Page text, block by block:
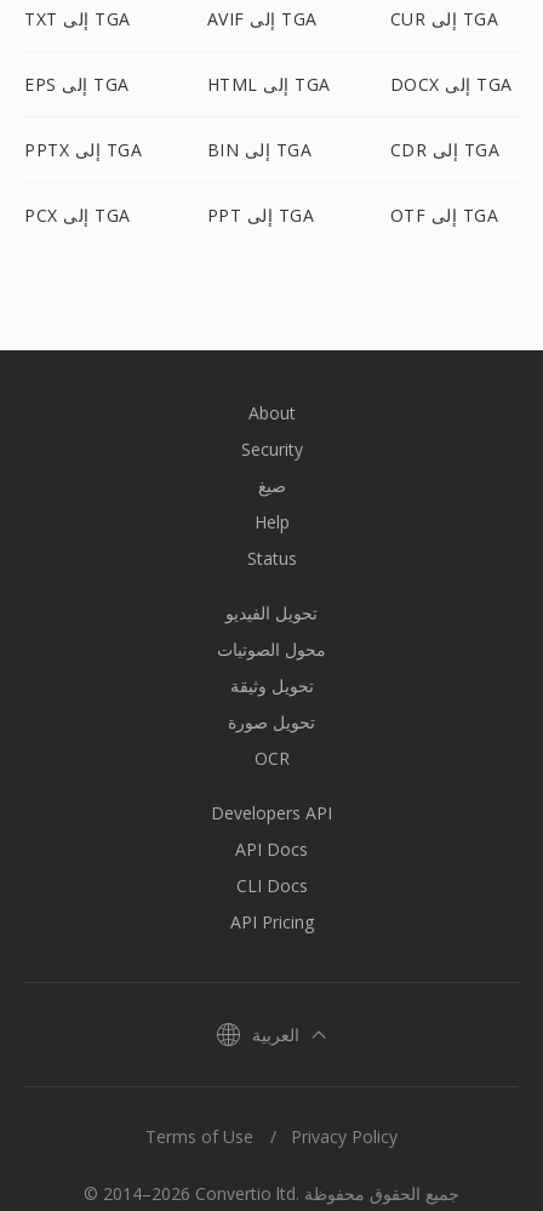
TXT إلى TGA AVIF إلى TGA CUR إلى TGA
EPS إلى TGA HTML إلى TGA DOCX إلى TGA
PPTX إلى TGA BIN إلى TGA CDR إلى TGA
PCX إلى TGA PPT إلى TGA OTF إلى TGA
About
Security
صيغ
Help
Status
تحويل الفيديو
محول الصوتيات
تحويل وثيقة
تحويل صورة
OCR
Developers API
API Docs
CLI Docs
API Pricing
العربية
© 2014–2026 Convertio ltd. جميع الحقوق محفوظة
Terms of Use Privacy Policy